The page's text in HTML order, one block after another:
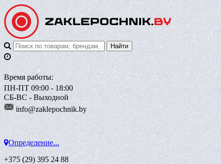
Время работы:
ПН-ПТ 09:00 - 18:00
СБ-ВС - Выходной
info@zaklepochnik.by
Определение...
+375 (29)395 24 88